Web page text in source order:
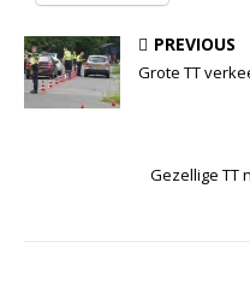
PREVIOUS
Grote TT
Gezellige TT